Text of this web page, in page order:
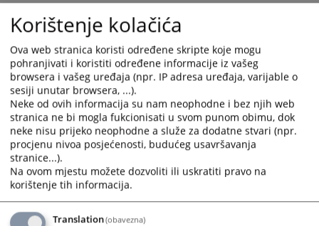
stepen navigacije, koja je vodoravno postavljena ispod
Glavnog izbornika i crvene je boje. Pomoću ovog
izbornika birate KATEGORIJU Vašeg interesovanja
unutar svakog MODULA.
Treći stepen navigacije predstavlja vertikalni izbornik,
koji se nalazi ispod izbornika KATEGORIJA, na desnoj
strani u odnosu na dio predviđen za sadržaj. Na ovom
izborniku birate PODKATEGORIJU, odnosno konkretan
sadržaj koji vas interesuje.
Posljednji dio predstavlja sadržajni dio izabrane
PODKATEGORIJE. Taj sadržajni dio može biti prikaz
konkretne vijesti ili prikaz drugih elemenata koje
Korištenje kolačića
Ova web stranica koristi određene skripte koje mogu
pohranjivati i koristiti određene informacije iz vašeg
browsera i vašeg uređaja (npr. IP adresa uređaja, varijable o
sesiji unutar browsera, ...).
Neke od ovih informacija su nam neophodne i bez njih web
stranica ne bi mogla fukcionisati u svom punom obimu, dok
neke nisu prijeko neophodne a služe za dodatne stvari (npr.
procjenu nivoa posjećenosti, budućeg usavršavanja
stranice...).
Na ovom mjestu možete dozvoliti ili uskratiti pravo na
korištenje tih informacija.
Translation(obavezna)